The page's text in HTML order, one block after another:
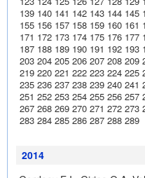
139 140 141 142 143 144 145
155 156 157 158 159 160 161
171 172 173 174 175 176 177
187 188 189 190 191 192 193
203 204 205 206 207 208 209
219 220 221 222 223 224 225
235 236 237 238 239 240 241
251 252 253 254 255 256 257
267 268 269 270 271 272 273
283 284 285 286 287 288 289
2014